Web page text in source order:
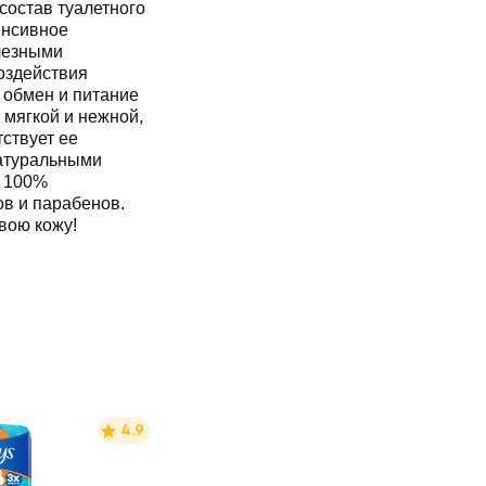
туалетного
и питание
и нежной,
ее
и парабенов.
кожу!
4.9